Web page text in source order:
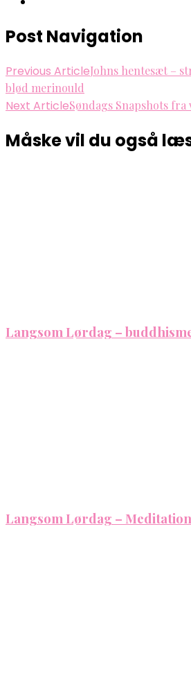
Post Navigation
Previous ArticleJohns hentesæt –
blød merinould
Next ArticleSøndags Snapshots
Måske vil du også
Langsom Lørdag –
Langsom Lørdag –